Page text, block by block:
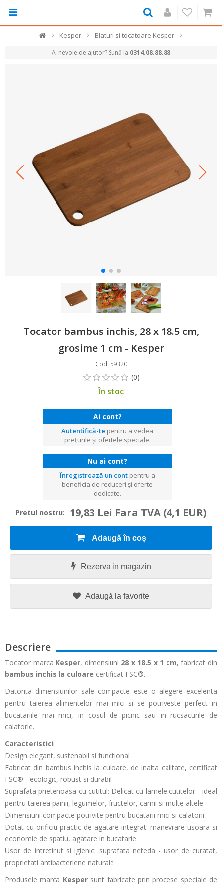
Kesper Blaturi si tocatoare Kesper
Ai nevoie de ajutor? Sună la 0314.08.88.88
Tocator bambus inchis, 28 x 18.5 cm,
grosime 1 cm - Kesper
Cod: 59320
În stoc
Ai cont?
Autentifică-te pentru a vedea
prețurile și ofertele speciale.
Nu ai cont?
Înregistrează un contpentru a
beneficia de reduceri și oferte
dedicate.
Pretul nostru: 19,83 Lei Fara TVA (4,1 EUR)
Adaugă în coș
Rezerva in magazin
Adaugă la favorite
Descriere
Tocator marca Kesper, dimensiuni 28 x 18.5 x 1 cm, fabricat din
bambus inchis la culoare certificat FSC®.
Datorita dimensiunilor sale compacte este o alegere excelenta
pentru taierea alimentelor mai mici si se potriveste perfect in
bucatariile mai mici, in cosul de picnic sau in rucsacurile de
calatorie.
Caracteristici
Design elegant, sustenabil si functional
Fabricat din bambus inchis la culoare, de inalta calitate, certificat
FSC® - ecologic, robust si durabil
Suprafata prietenoasa cu cutitul: Delicat cu lamele cutitelor - ideal
pentru taierea painii, legumelor, fructelor, carnii si multe altele
Dimensiuni compacte potrivite pentru bucatarii mici si calatorii
Dotat cu orificiu practic de agatare integrat: manevrare usoara si
economie de spatiu, agatare in bucatarie
Usor de intretinut si igienic: suprafata neteda - usor de curatat,
proprietati antibacteriene naturale
Produsele marca Kespersunt fabricate prin procese speciale de